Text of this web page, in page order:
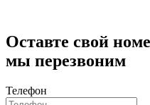
Оставте свой
мы перезвоним
Телефон